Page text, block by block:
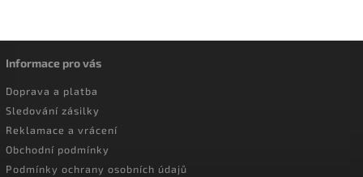
Informace pro vás
Doprava a platba
Sledování zásilky
Reklamace a vrácení
Obchodní podmínky
Podmínky ochrany osobních údajů